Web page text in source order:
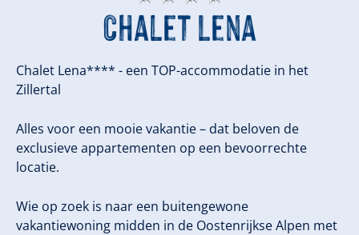
Chalet Lena
Chalet Lena**** - een TOP-accommodatie in het
Zillertal
Alles voor een mooie vakantie – dat beloven de
exclusieve appartementen op een bevoorrechte
locatie.
Wie op zoek is naar een buitengewone
vakantiewoning midden in de Oostenrijkse Alpen met